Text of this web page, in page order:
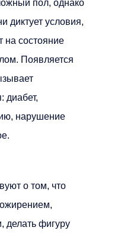
пол, однако
диктует условия,
на состояние
Появляется
диабет,
нарушение
о том, что
делать фигуру